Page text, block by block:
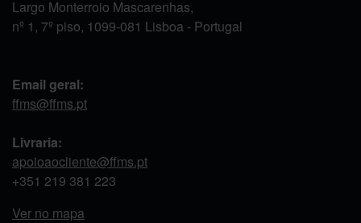
Largo Monterroio Mascarenhas,
nº 1, 7º piso, 1099-081 Lisboa - Portugal
Email geral:
ffms@ffms.pt
Livraria:
apoioaocliente@ffms.pt
+351 219 381 223
Ver no mapa